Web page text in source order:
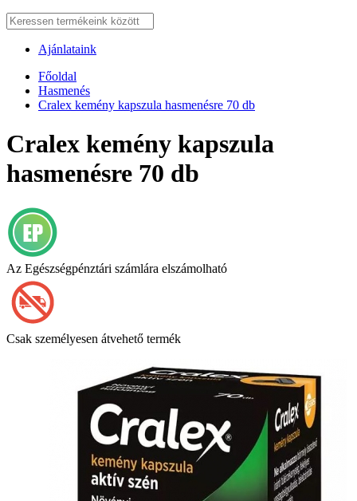
Ajánlataink
Főoldal
Hasmenés
Cralex kemény kapszula hasmenésre 70 db
Cralex kemény kapszula
hasmenésre 70 db
Az Egészségpénztári számlára elszámolható
Csak személyesen átvehető termék